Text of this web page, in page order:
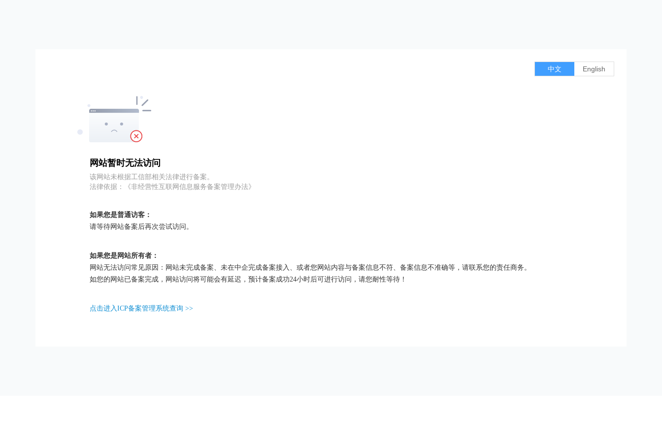
中文 English
网站暂时无法访问
该网站未根据工信部相关法律进行备案。
法律依据：《非经营性互联网信息服务备案管理办法》
如果您是普通访客：
请等待网站备案后再次尝试访问。
如果您是网站所有者：
网站无法访问常见原因：网站未完成备案、未在中企完成备案接入、或者您网站内容与备案信息不符、备案信息不准确等，请联系您的责任商务。
如您的网站已备案完成，网站访问将可能会有延迟，预计备案成功24小时后可进行访问，请您耐性等待！
点击进入ICP备案管理系统查询 >>